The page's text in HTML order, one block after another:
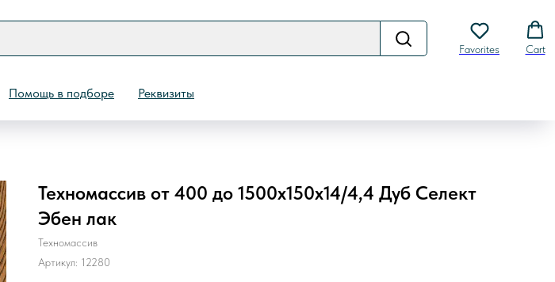
Favorites Cart
Помощь в подборе Реквизиты
НазадТехномассив от 400 до 1500х150х14/4,4 Дуб Селект
Эбен лак
Техномассив
Артикул: 12280